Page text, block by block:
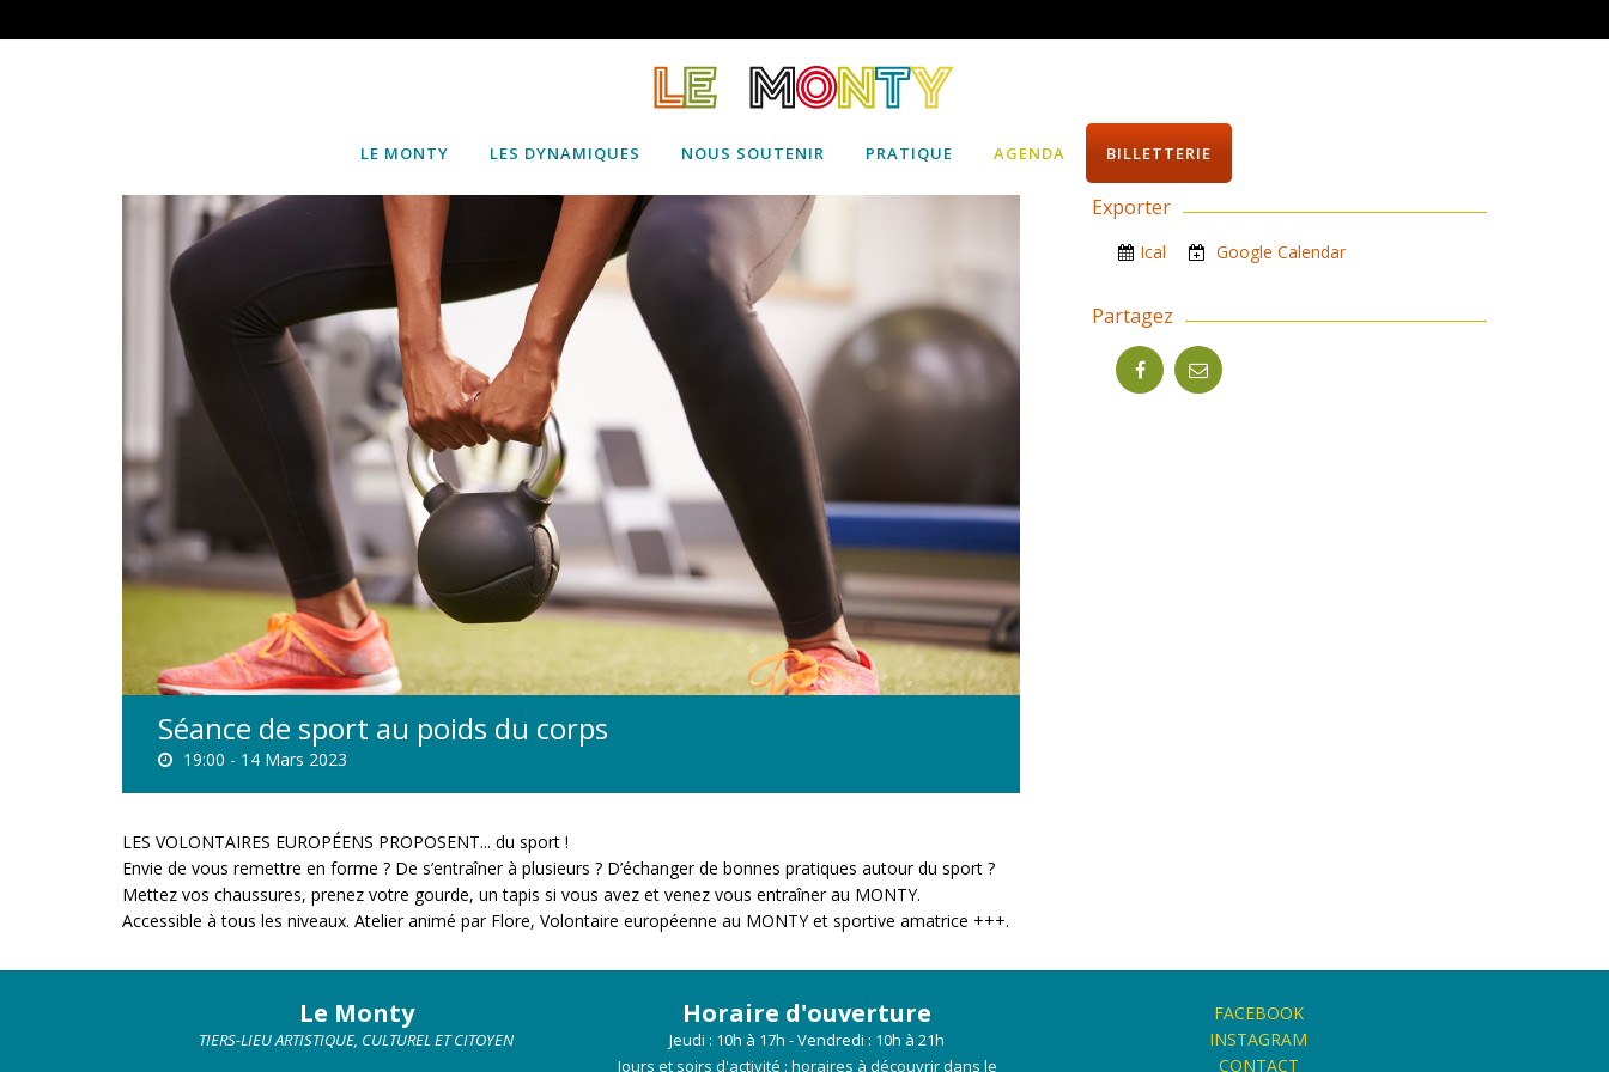
LE MONTY LES DYNAMIQUES NOUS SOUTENIR PRATIQUE AGENDA BILLETTERIE
Séance de sport au poids du corps
19:00 - 14 Mars 2023
LES VOLONTAIRES EUROPÉENS PROPOSENT... du sport !
Envie de vous remettre en forme ? De s’entraîner à plusieurs ? D’échanger de bonnes pratiques autour du sport ?
Mettez vos chaussures, prenez votre gourde, un tapis si vous avez et venez vous entraîner au MONTY.
Accessible à tous les niveaux. Atelier animé par Flore, Volontaire européenne au MONTY et sportive amatrice +++.
Exporter
Ical Google Calendar
Partagez
Le Monty
TIERS-LIEU ARTISTIQUE, CULTUREL ET CITOYEN
Horaire d'ouverture
Jeudi : 10h à 17h - Vendredi : 10h à 21h
Jours et soirs d'activité : horaires à découvrir dans le
FACEBOOK
INSTAGRAM
CONTACT